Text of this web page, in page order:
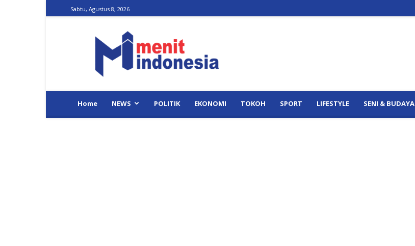
Sabtu, Agustus 8, 2026
Indonesia
Home NEWS POLITIK EKONOMI TOKOH SPORT LIFESTYLE SENI & BUDAYA